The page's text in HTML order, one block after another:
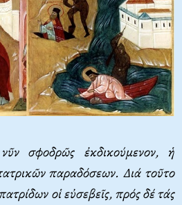
σφοδρῶς ἐκδικούμενον, ἡ
παραδόσεων. Διά τοῦτο
οἱ εὐσεβεῖς, πρός δέ τάς